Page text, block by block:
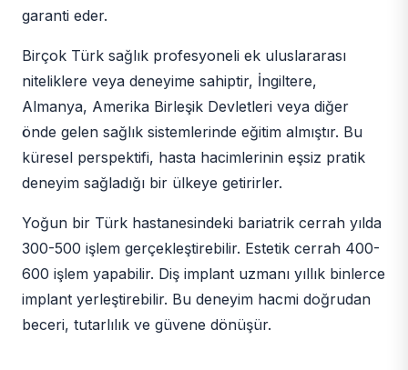
garanti eder.
Birçok Türk sağlık profesyoneli ek uluslararası
niteliklere veya deneyime sahiptir, İngiltere,
Almanya, Amerika Birleşik Devletleri veya diğer
önde gelen sağlık sistemlerinde eğitim almıştır. Bu
küresel perspektifi, hasta hacimlerinin eşsiz pratik
deneyim sağladığı bir ülkeye getirirler.
Yoğun bir Türk hastanesindeki bariatrik cerrah yılda
300-500 işlem gerçekleştirebilir. Estetik cerrah 400-
600 işlem yapabilir. Diş implant uzmanı yıllık binlerce
implant yerleştirebilir. Bu deneyim hacmi doğrudan
beceri, tutarlılık ve güvene dönüşür.